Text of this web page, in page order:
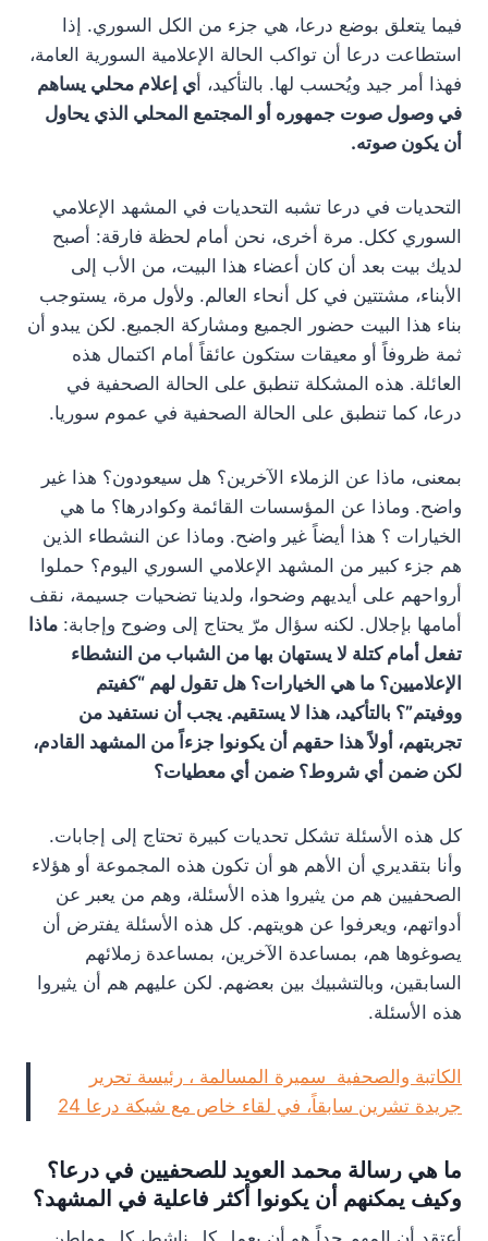
فيما يتعلق بوضع درعا، هي جزء من الكل السوري. إذا
استطاعت درعا أن تواكب الحالة الإعلامية السورية العامة،
فهذا أمر جيد ويُحسب لها. بالتأكيد، أي إعلام محلي يساهم
في وصول صوت جمهوره أو المجتمع المحلي الذي يحاول
أن يكون صوته.
التحديات في درعا تشبه التحديات في المشهد الإعلامي
السوري ككل. مرة أخرى، نحن أمام لحظة فارقة: أصبح
لديك بيت بعد أن كان أعضاء هذا البيت، من الأب إلى
الأبناء، مشتتين في كل أنحاء العالم. ولأول مرة، يستوجب
بناء هذا البيت حضور الجميع ومشاركة الجميع. لكن يبدو أن
ثمة ظروفاً أو معيقات ستكون عائقاً أمام اكتمال هذه
العائلة. هذه المشكلة تنطبق على الحالة الصحفية في
درعا، كما تنطبق على الحالة الصحفية في عموم سوريا.
بمعنى، ماذا عن الزملاء الآخرين؟ هل سيعودون؟ هذا غير
واضح. وماذا عن المؤسسات القائمة وكوادرها؟ ما هي
الخيارات ؟ هذا أيضاً غير واضح. وماذا عن النشطاء الذين
هم جزء كبير من المشهد الإعلامي السوري اليوم؟ حملوا
أرواحهم على أيديهم وضحوا، ولدينا تضحيات جسيمة، نقف
أمامها بإجلال. لكنه سؤال مرّ يحتاج إلى وضوح وإجابة: ماذا
تفعل أمام كتلة لا يستهان بها من الشباب من النشطاء
الإعلاميين؟ ما هي الخيارات؟ هل تقول لهم “كفيتم
ووفيتم”؟ بالتأكيد، هذا لا يستقيم. يجب أن نستفيد من
تجربتهم، أولاً هذا حقهم أن يكونوا جزءاً من المشهد القادم،
لكن ضمن أي شروط؟ ضمن أي معطيات؟
كل هذه الأسئلة تشكل تحديات كبيرة تحتاج إلى إجابات.
وأنا بتقديري أن الأهم هو أن تكون هذه المجموعة أو هؤلاء
الصحفيين هم من يثيروا هذه الأسئلة، وهم من يعبر عن
أدواتهم، ويعرفوا عن هويتهم. كل هذه الأسئلة يفترض أن
يصوغوها هم، بمساعدة الآخرين، بمساعدة زملائهم
السابقين، وبالتشبيك بين بعضهم. لكن عليهم هم أن يثيروا
هذه الأسئلة.
الكاتبة والصحفية سميرة المسالمة ، رئيسة تحرير
جريدة تشرين سابقاً، في لقاء خاص مع شبكة درعا 24
ما هي رسالة محمد العويد للصحفيين في درعا؟
وكيف يمكنهم أن يكونوا أكثر فاعلية في المشهد؟